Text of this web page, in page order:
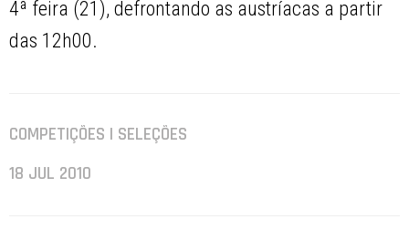
4ª feira (21), defrontando as austríacas a partir
das 12h00.
COMPETIÇÕES | SELEÇÕES
18 JUL 2010